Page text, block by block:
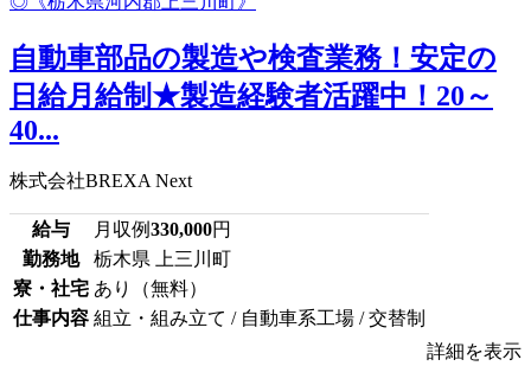
自動車部品の製造や検査業務！安定の
日給月給制★製造経験者活躍中！20～
40...
株式会社BREXA Next
給与 月収例330,000円
勤務地
栃木県 上三川町
寮・社宅 あり（無料）
仕事内容 組立・組み立て / 自動車系工場 / 交替制
詳細を表示